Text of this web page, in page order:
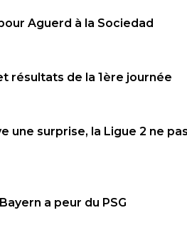
Aguerd à la Sociedad
résultats de la 1ère journée
une surprise, la Ligue 2 ne
a peur du PSG